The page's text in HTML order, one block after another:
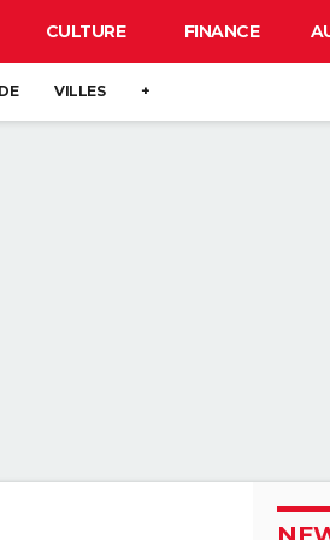
CULTURE FINANCE
VILLES +